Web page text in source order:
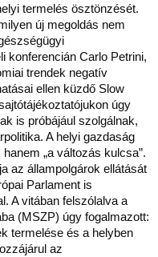
termelés ösztönzését.
új megoldás nem
konferencián Carlo Petrini,
trendek negatív
ellen küzdő Slow
úgy
is próbájául szolgálnak,
A helyi gazdaság
„a változás kulcsa”.
az állampolgárok ellátását
Parlament is
A vitában felszólalva a
(MSZP) úgy fogalmazott:
termelése és a helyben
az